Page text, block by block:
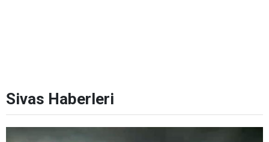
Sivas Haberleri